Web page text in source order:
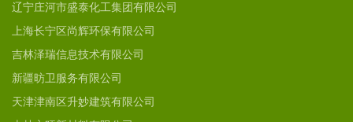
辽宁庄河市盛泰化工集团有限公司
上海长宁区尚辉环保有限公司
吉林泽瑞信息技术有限公司
新疆昉卫服务有限公司
天津津南区升妙建筑有限公司